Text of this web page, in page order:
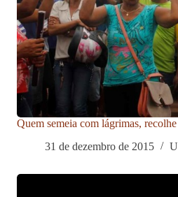
Quem semeia com lágrimas,
31 de dezembro de 2015